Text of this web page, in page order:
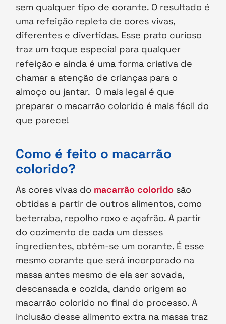
sem qualquer tipo de corante. O resultado é
uma refeição repleta de cores vivas,
diferentes e divertidas. Esse prato curioso
traz um toque especial para qualquer
refeição e ainda é uma forma criativa de
chamar a atenção de crianças para o
almoço ou jantar. O mais legal é que
preparar o macarrão colorido é mais fácil do
que parece!
Como é feito o macarrão
colorido?
As cores vivas do macarrão colorido são
obtidas a partir de outros alimentos, como
beterraba, repolho roxo e açafrão. A partir
do cozimento de cada um desses
ingredientes, obtém-se um corante. É esse
mesmo corante que será incorporado na
massa antes mesmo de ela ser sovada,
descansada e cozida, dando origem ao
macarrão colorido no final do processo. A
inclusão desse alimento extra na massa traz